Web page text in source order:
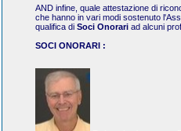
AND infine, quale attestazione di
che hanno in vari modi sostenuto
qualifica di Soci Onorariad alcuni
SOCI ONORARI :